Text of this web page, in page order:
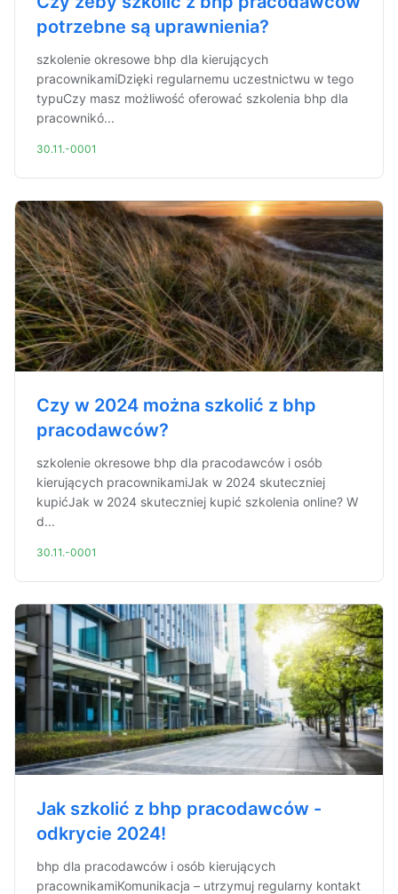
potrzebne są uprawnienia?
szkolenie okresowe bhp dla kierujących
pracownikamiDzięki regularnemu uczestnictwu w tego
typuCzy masz możliwość oferować szkolenia bhp dla
pracownikó...
30.11.-0001
Czy w 2024 można szkolić z bhp
pracodawców?
szkolenie okresowe bhp dla pracodawców i osób
kierujących pracownikamiJak w 2024 skuteczniej
kupićJak w 2024 skuteczniej kupić szkolenia online? W
d...
30.11.-0001
Jak szkolić z bhp pracodawców -
odkrycie 2024!
bhp dla pracodawców i osób kierujących
pracownikamiKomunikacja – utrzymuj regularny kontakt